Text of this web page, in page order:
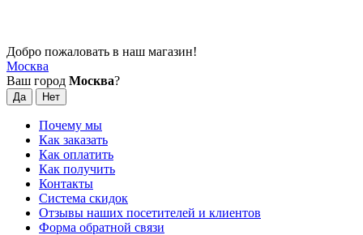
Добро пожаловать в наш магазин!
Москва
Ваш город Москва?
Почему мы
Как заказать
Как оплатить
Как получить
Контакты
Система скидок
Отзывы наших посетителей и клиентов
Форма обратной связи